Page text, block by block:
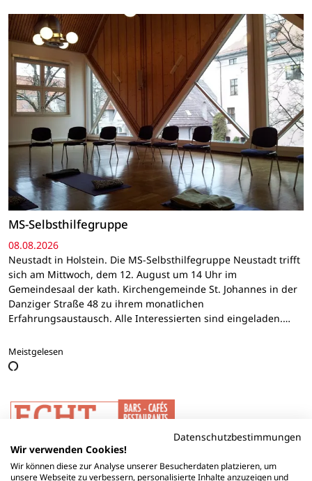
MS-Selbsthilfegruppe
08.08.2026
Neustadt in Holstein. Die MS-Selbsthilfegruppe Neustadt trifft
sich am Mittwoch, dem 12. August um 14 Uhr im
Gemeindesaal der kath. Kirchengemeinde St. Johannes in der
Danziger Straße 48 zu ihrem monatlichen
Erfahrungsaustausch. Alle Interessierten sind eingeladen.…
Meistgelesen
Datenschutzbestimmungen
Wir verwenden Cookies!
Wir können diese zur Analyse unserer Besucherdaten platzieren, um
unsere Webseite zu verbessern, personalisierte Inhalte anzuzeigen und